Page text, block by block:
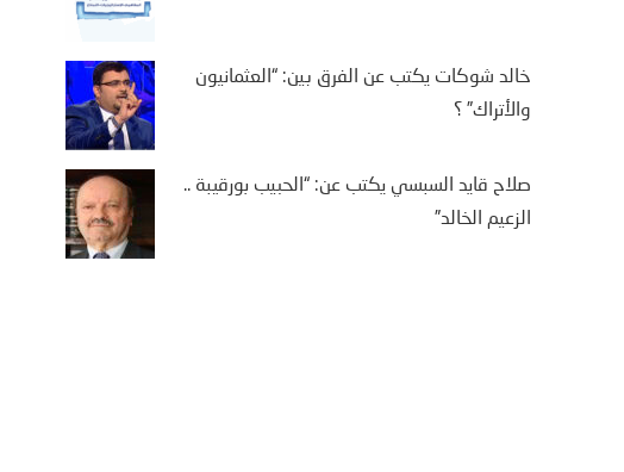
خالد شوكات يكتب عن الفرق بين: “العثمانيون
والأتراك” ؟
صلاح قايد السبسي يكتب عن: “الحبيب بورقيبة ..
الزعيم الخالد”